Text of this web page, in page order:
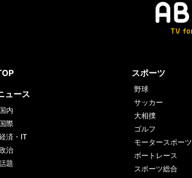
ュース
国内
国際
済・IT
治
題
スポーツ
野球
サッカー
大相撲
ゴルフ
モータースポーツ
ボートレース
スポーツ総合